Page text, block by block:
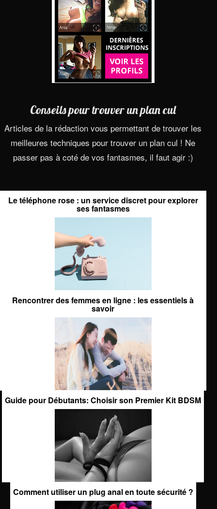
Conseils pour trouver un plan cul
Articles de la rédaction vous permettant de trouver les
meilleures techniques pour trouver un plan cul ! Ne
passer pas à coté de vos fantasmes, il faut agir :)
Le téléphone rose : un service discret pour explorer
ses fantasmes
Rencontrer des femmes en ligne : les essentiels à
savoir
Guide pour Débutants: Choisir son Premier Kit BDSM
Comment utiliser un plug anal en toute sécurité ?